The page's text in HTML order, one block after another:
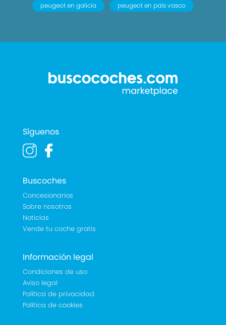
peugeot en galicia
peugeot en país vasco
Síguenos
Buscoches
Concesionarios
Sobre nosotros
Noticias
Vende tu coche gratis
Información legal
Condiciones de uso
Aviso legal
Política de privacidad
Política de cookies